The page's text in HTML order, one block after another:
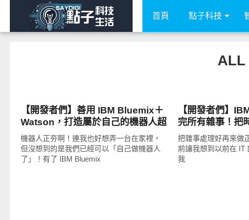
首頁 點子科技
ALL
【開發者們】善用 IBM Bluemix＋
Watson，打造屬於自己的機器人超
簡單！
機器人正夯啊！連我也好想弄一台在家裡，
但沒想到的是我們已經可以「自己做機器人
了」！有了 IBM Bluemix
【開發者們】
完所有雜事！把
開發上吧！
把雜事處理好再來做
前讓我想到以前在 IT
我